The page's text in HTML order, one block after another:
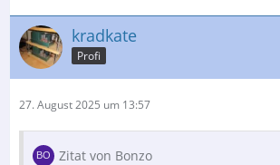
kradkate
Profi
27. August 2025 um 13:57
Zitat von Bonzo